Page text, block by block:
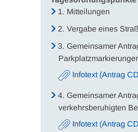
1. Mitteilungen
2. Vergabe eines
3. Gemeinsamer
Infotext (Antrag
4. Gemeinsamer
verkehrsberuhigten
Infotext (Antrag